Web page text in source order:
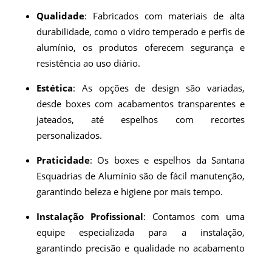
Qualidade: Fabricados com materiais de alta
durabilidade, como o vidro temperado e perfis de
alumínio, os produtos oferecem segurança e
resistência ao uso diário.
Estética: As opções de design são variadas,
desde boxes com acabamentos transparentes e
jateados, até espelhos com recortes
personalizados.
Praticidade: Os boxes e espelhos da Santana
Esquadrias de Alumínio são de fácil manutenção,
garantindo beleza e higiene por mais tempo.
Instalação Profissional: Contamos com uma
equipe especializada para a instalação,
garantindo precisão e qualidade no acabamento